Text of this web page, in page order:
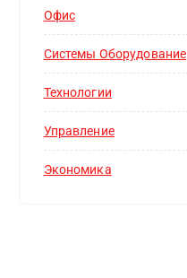
Офис
Системы Оборудование
Технологии
Управление
Экономика